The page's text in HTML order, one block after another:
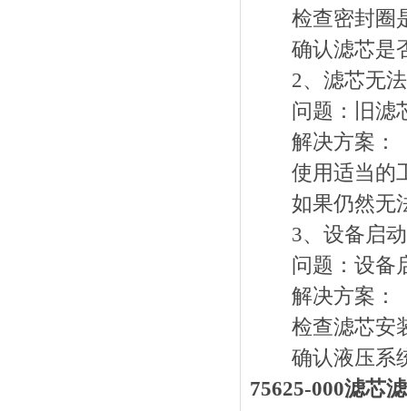
检查密封圈是
确认滤芯是否
2、滤芯无法
问题：旧滤
解决方案：
使用适当的工
如果仍然无法
3、设备启动
问题：设备启
解决方案：
检查滤芯安装
确认液压系统
75625-000滤芯